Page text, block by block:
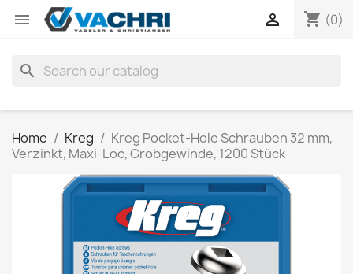
 shopping_cart (0)

search
Home Kreg
Kreg Pocket-Hole Schrauben 32 mm,
Verzinkt, Maxi-Loc, Grobgewinde, 1200 Stück